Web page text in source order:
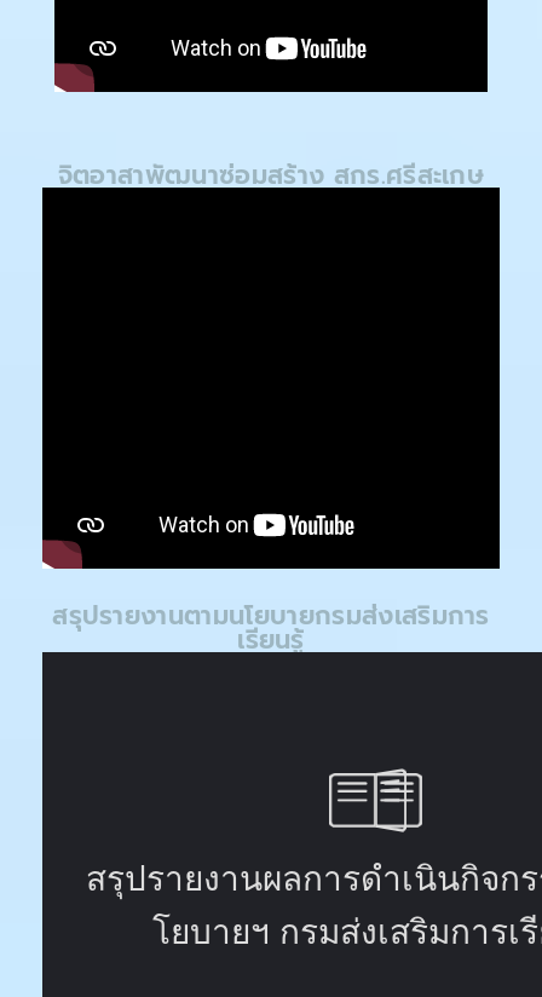
จิตอาสาพัฒนาซ่อมสร้าง สกร.ศรีสะเกษ
สรุปรายงานตามนโยบายกรมส่งเสริมการ
เรียนรู้